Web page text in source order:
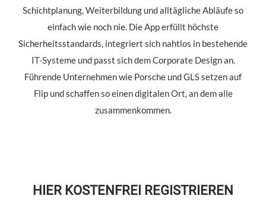
Schichtplanung, Weiterbildung und alltägliche Abläufe so
einfach wie noch nie. Die App erfüllt höchste
Sicherheitsstandards, integriert sich nahtlos in bestehende
IT-Systeme und passt sich dem Corporate Design an.
Führende Unternehmen wie Porsche und GLS setzen auf
Flip und schaffen so einen digitalen Ort, an dem alle
zusammenkommen.
HIER KOSTENFREI REGISTRIEREN